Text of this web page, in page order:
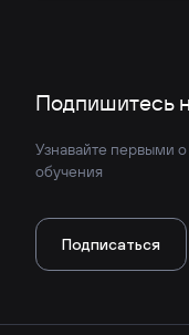
Подпишитесь
Узнавайте первыми
обучения
Подписаться